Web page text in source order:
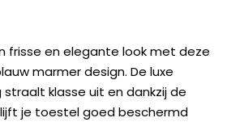
frisse en elegante look met deze
marmer design. De luxe
klasse uit en dankzij de
je toestel goed beschermd